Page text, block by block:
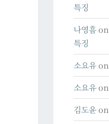
특징
나영흠on
특징
소요유on
소요유on
김도윤on